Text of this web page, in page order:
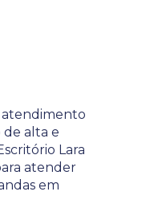
atendimento
alta e
Lara
atender
em